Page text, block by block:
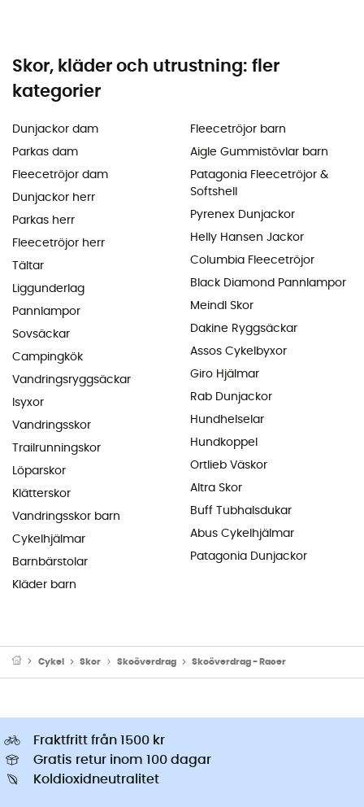
Skor, kläder och utrustning: fler
kategorier
Dunjackor dam
Parkas dam
Fleecetröjor dam
Dunjackor herr
Parkas herr
Fleecetröjor herr
Tältar
Liggunderlag
Pannlampor
Sovsäckar
Campingkök
Vandringsryggsäckar
Isyxor
Vandringsskor
Trailrunningskor
Löparskor
Klätterskor
Vandringsskor barn
Cykelhjälmar
Barnbärstolar
Kläder barn
Fleecetröjor barn
Aigle Gummistövlar barn
Patagonia Fleecetröjor &
Softshell
Pyrenex Dunjackor
Helly Hansen Jackor
Columbia Fleecetröjor
Black Diamond Pannlampor
Meindl Skor
Dakine Ryggsäckar
Assos Cykelbyxor
Giro Hjälmar
Rab Dunjackor
Hundhelselar
Hundkoppel
Ortlieb Väskor
Altra Skor
Buff Tubhalsdukar
Abus Cykelhjälmar
Patagonia Dunjackor
Cykel Skor Skoöverdrag Skoöverdrag - Racer
Fraktfritt från 1500 kr
Gratis retur inom 100 dagar
Koldioxidneutralitet